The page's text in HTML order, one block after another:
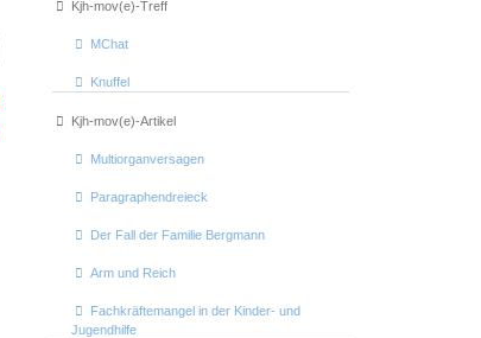
Kjh-mov(e)-Treff
MChat
Knuffel
Kjh-mov(e)-Artikel
Multiorganversagen
Paragraphendreieck
Der Fall der Familie Bergmann
Arm und Reich
Fachkräftemangel in der Kinder- und
Jugendhilfe